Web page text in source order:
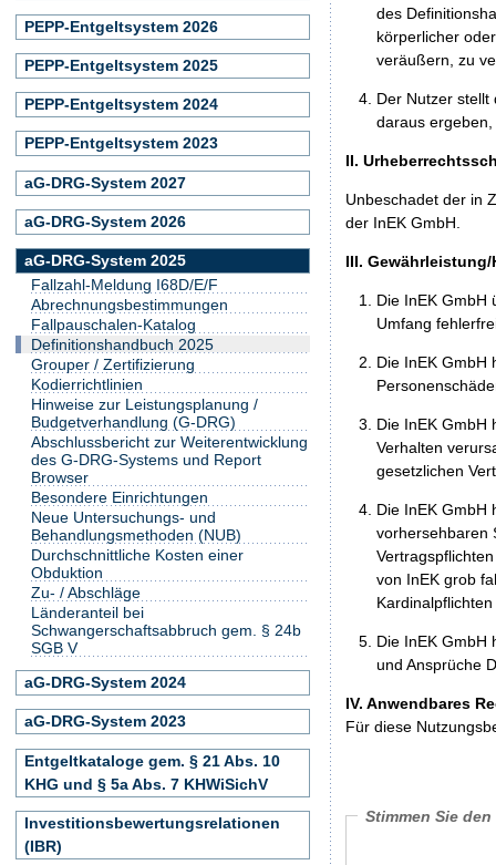
des
körperlicher
veräußern, zu
Der Nutzer stellt
daraus
II.
Unbeschadet der in
der InEK GmbH.
III.
Die InEK GmbH
Umfang
Die InEK GmbH
Die InEK GmbH
Verhalten
gesetzlichen
Die InEK GmbH
vorhersehbaren
von InEK grob
Die InEK GmbH
und Ansprüche
IV. Anwendbares
Für diese
Stimmen Sie
PEPP-Entgeltsystem 2026
PEPP-Entgeltsystem 2025
PEPP-Entgeltsystem 2024
PEPP-Entgeltsystem 2023
aG-DRG-System 2027
aG-DRG-System 2026
aG-DRG-System 2025
Fallzahl-Meldung I68D/E/F
Abrechnungsbestimmungen
Fallpauschalen-Katalog
Definitionshandbuch 2025
Grouper / Zertifizierung
Kodierrichtlinien
Hinweise zur Leistungsplanung /
Budgetverhandlung (G-DRG)
Abschlussbericht zur Weiterentwicklung
des G-DRG-Systems und Report
Browser
Besondere Einrichtungen
Neue Untersuchungs- und
Behandlungsmethoden (NUB)
Durchschnittliche Kosten einer
Obduktion
Zu- / Abschläge
Länderanteil bei
Schwangerschaftsabbruch gem. § 24b
SGB V
aG-DRG-System 2024
aG-DRG-System 2023
Entgeltkataloge gem. § 21 Abs. 10
KHG und § 5a Abs. 7 KHWiSichV
Investitionsbewertungsrelationen
(IBR)